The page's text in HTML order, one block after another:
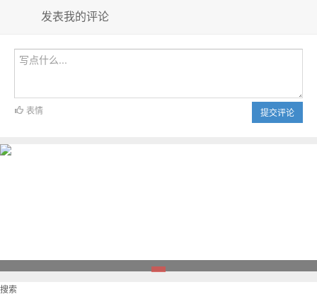
发表我的评论
提交评论
表情
搜索